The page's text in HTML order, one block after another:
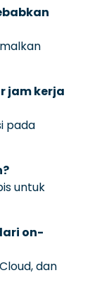
jam kerja
pada
untuk
on-
dan